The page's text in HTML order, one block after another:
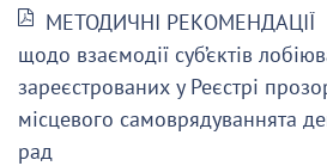
МЕТОДИЧНІ РЕКОМЕНДАЦІЇ
щодо взаємодії суб’єктів
зареєстрованих у Реєстрі
місцевого самоврядуваннята
рад